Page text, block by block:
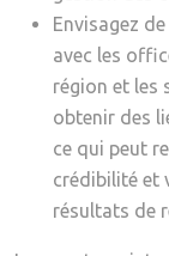
Envisagez
avec les
région et les
obtenir des
ce qui peut
crédibilité et
résultats de